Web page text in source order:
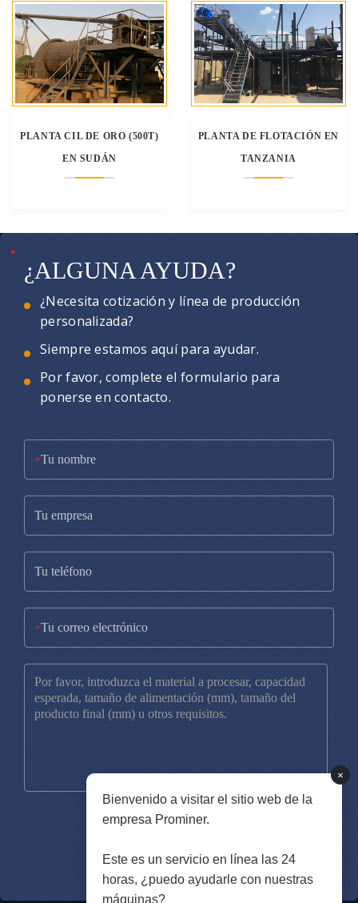
PLANTA CIL DE ORO (500T)
EN SUDÁN
PLANTA DE FLOTACIÓN EN
TANZANIA
¿ALGUNA AYUDA?
¿Necesita cotización y línea de producción
personalizada?
Siempre estamos aquí para ayudar.
Por favor, complete el formulario para
ponerse en contacto.
*
*
*
*
*
×
Bienvenido a visitar el sitio web de la
empresa Prominer.
Este es un servicio en línea las 24
horas, ¿puedo ayudarle con nuestras
máquinas?